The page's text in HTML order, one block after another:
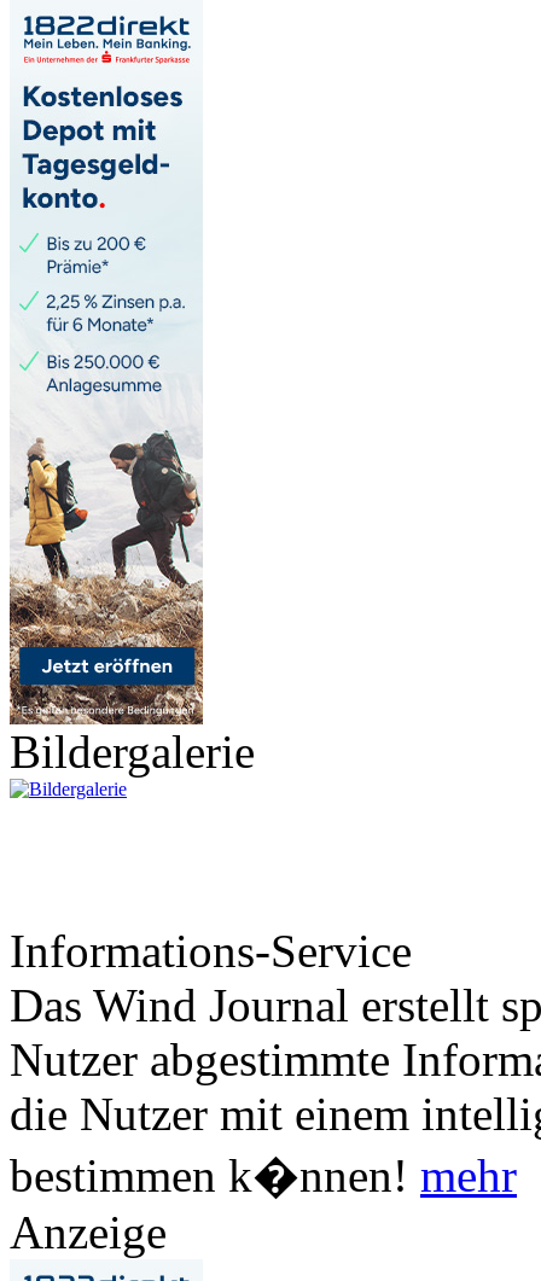
Bildergalerie
Informations-Service
Das Wind Journal erstellt
Nutzer abgestimmte
die Nutzer mit einem
bestimmen k�nnen! mehr
Anzeige